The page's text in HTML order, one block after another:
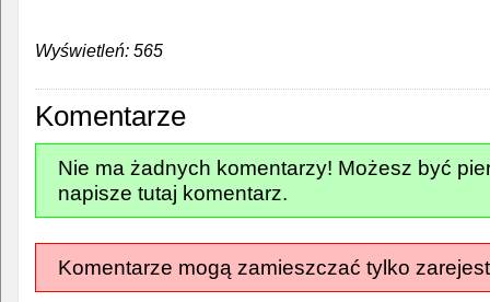
Wyświetleń: 565
Komentarze
Nie ma żadnych komentarzy! Możesz być
napisze tutaj komentarz.
Komentarze mogą zamieszczać tylko